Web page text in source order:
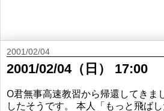
2001/02/04
2001/02/04（日） 17:00
O君無事高速教習から帰還してきま
したそうです。 本人「もっと飛ば